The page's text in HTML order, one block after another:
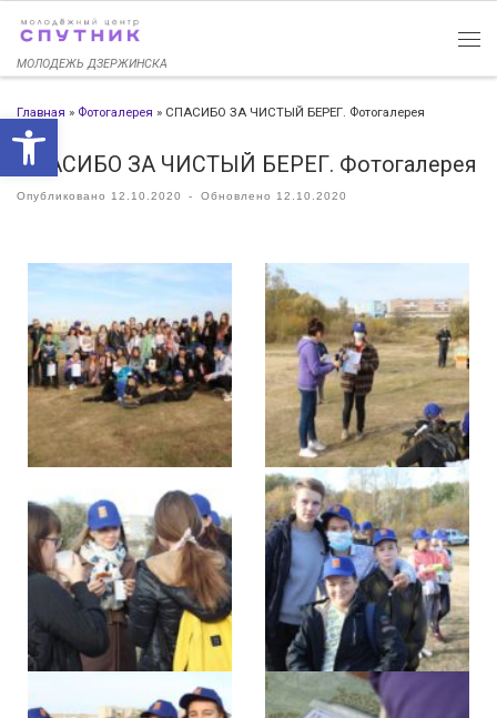
Открыть панель
Перейти к содержимому
МОЛОДЕЖЬ ДЗЕРЖИНСКА
Главная » Фотогалерея » СПАСИБО ЗА ЧИСТЫЙ БЕРЕГ. Фотогалерея
СПАСИБО ЗА ЧИСТЫЙ БЕРЕГ. Фотогалерея
Опубликовано 12.10.2020 - Обновлено 12.10.2020